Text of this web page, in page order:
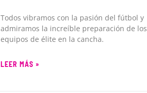
Todos vibramos con la pasión del fútbol y
admiramos la increíble preparación de los
equipos de élite en la cancha.
LEER MÁS »